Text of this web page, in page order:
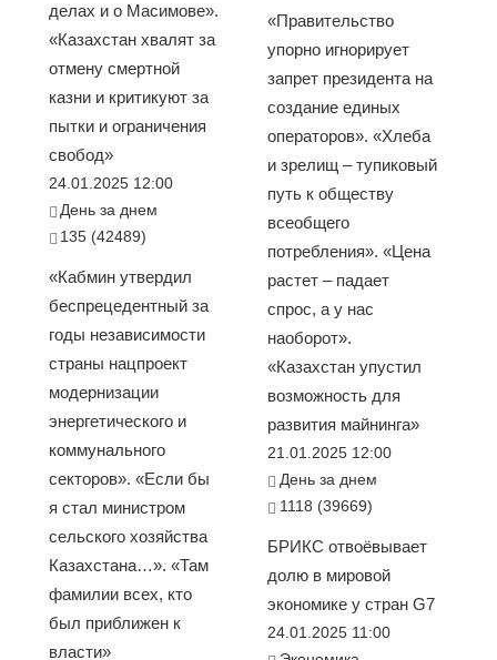
делах и о Масимове».
«Казахстан хвалят за
отмену смертной
казни и критикуют за
пытки и ограничения
свобод»
24.01.2025 12:00
День за днем
135 (42489)
«Кабмин утвердил
беспрецедентный за
годы независимости
страны нацпроект
модернизации
энергетического и
коммунального
секторов». «Если бы
я стал министром
сельского хозяйства
Казахстана…». «Там
фамилии всех, кто
был приближен к
власти»
«Правительство
упорно игнорирует
запрет президента на
создание единых
операторов». «Хлеба
и зрелищ – тупиковый
путь к обществу
всеобщего
потребления». «Цена
растет – падает
спрос, а у нас
наоборот».
«Казахстан упустил
возможность для
развития майнинга»
21.01.2025 12:00
День за днем
1118 (39669)
БРИКС отвоёвывает
долю в мировой
экономике у стран G7
24.01.2025 11:00